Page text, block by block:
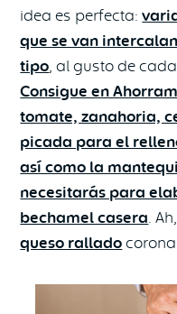
idea es perfecta:
que se van
tipo , al gusto de
Consigue en
tomate, zanahoria,
picada para el
así como la
necesitarás para
bechamel casera .
queso rallado